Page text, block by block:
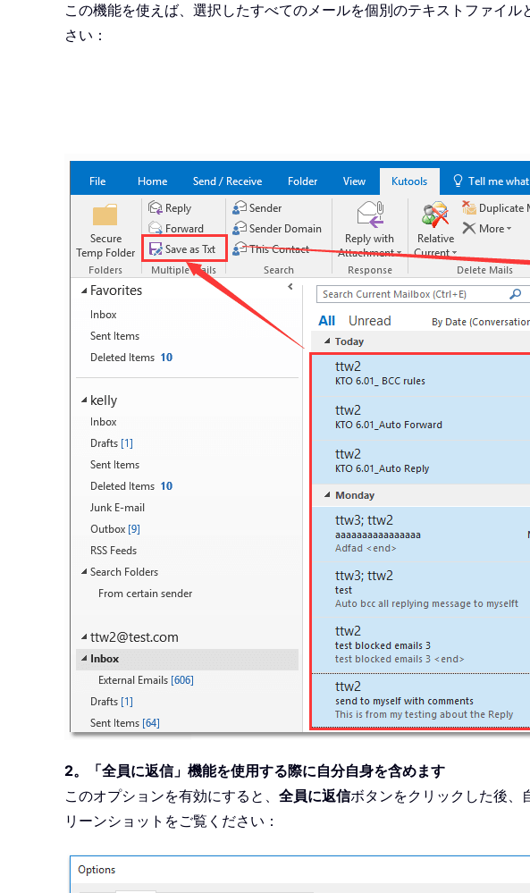
この機能を使えば、選択したすべてのメールを個別のテキストファイ
さい：
2。「全員に返信」機能を使用する際に自分自身を含めます
このオプションを有効にすると、 全員に返信ボタンをクリックした後、
リーンショットをご覧ください：